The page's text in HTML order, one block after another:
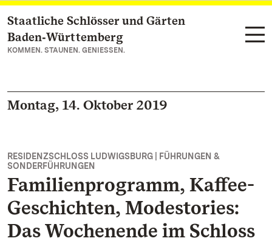
Zum Hauptinhalt springen
Staatliche Schlösser und Gärten
Baden‑Württemberg
KOMMEN. STAUNEN. GENIESSEN.
Montag, 14. Oktober 2019
RESIDENZSCHLOSS LUDWIGSBURG | FÜHRUNGEN &
SONDERFÜHRUNGEN
Familienprogramm, Kaffee-
Geschichten, Modestories:
Das Wochenende im Schloss